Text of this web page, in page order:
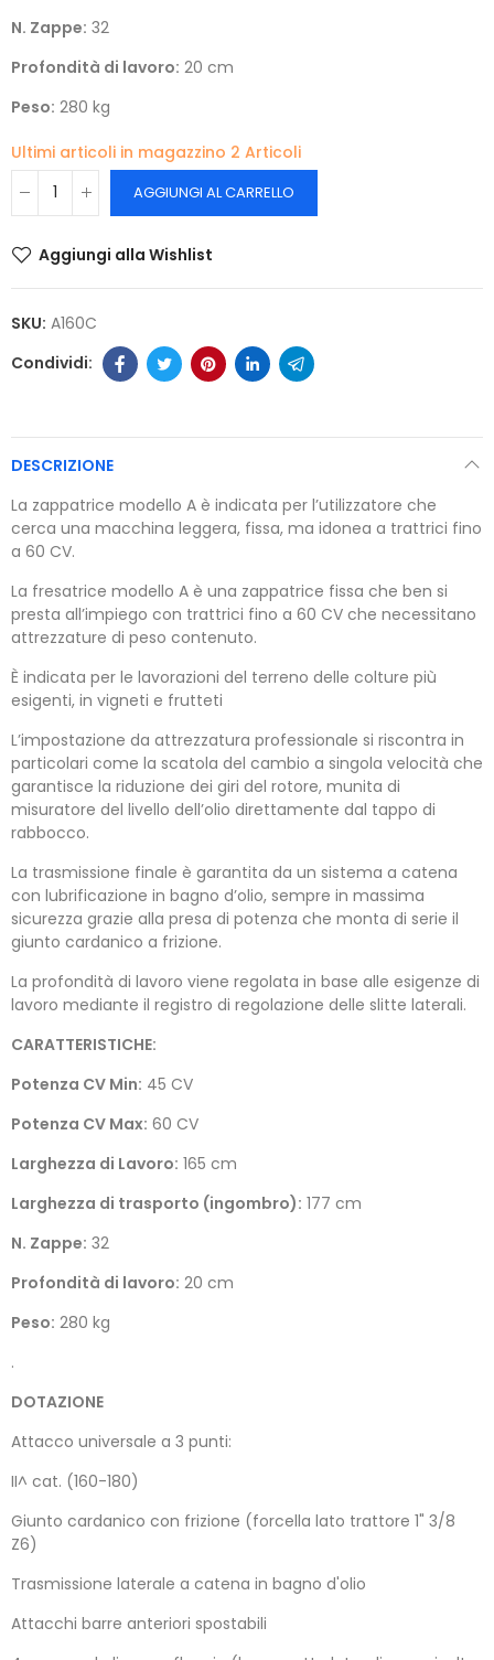
N. Zappe: 32
Profondità di lavoro: 20 cm
Peso: 280 kg
Ultimi articoli in magazzino 2 Articoli
AGGIUNGI AL CARRELLO
Aggiungi alla Wishlist
SKU: A160C
DESCRIZIONE
La zappatrice modello A è indicata per l’utilizzatore che
cerca una macchina leggera, fissa, ma idonea a trattrici fino
a 60 CV.
La fresatrice modello A è una zappatrice fissa che ben si
presta all’impiego con trattrici fino a 60 CV che necessitano
attrezzature di peso contenuto.
È indicata per le lavorazioni del terreno delle colture più
esigenti, in vigneti e frutteti
L’impostazione da attrezzatura professionale si riscontra in
particolari come la scatola del cambio a singola velocità che
garantisce la riduzione dei giri del rotore, munita di
misuratore del livello dell’olio direttamente dal tappo di
rabbocco.
La trasmissione finale è garantita da un sistema a catena
con lubrificazione in bagno d’olio, sempre in massima
sicurezza grazie alla presa di potenza che monta di serie il
giunto cardanico a frizione.
La profondità di lavoro viene regolata in base alle esigenze di
lavoro mediante il registro di regolazione delle slitte laterali.
CARATTERISTICHE:
Potenza CV Min: 45 CV
Potenza CV Max: 60 CV
Larghezza di Lavoro: 165 cm
Larghezza di trasporto (ingombro): 177 cm
N. Zappe: 32
Profondità di lavoro: 20 cm
Peso: 280 kg
.
DOTAZIONE
Attacco universale a 3 punti:
II^ cat. (160-180)
Giunto cardanico con frizione (forcella lato trattore 1" 3/8
Z6)
Trasmissione laterale a catena in bagno d'olio
Attacchi barre anteriori spostabili